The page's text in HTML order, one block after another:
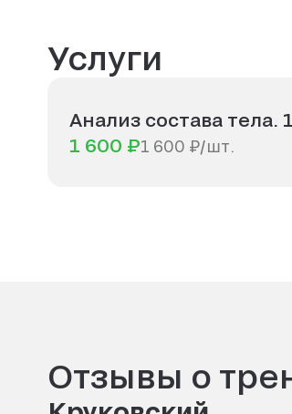
Услуги
Анализ состава
1 600 ₽1 600 ₽/шт.
Отзывы о